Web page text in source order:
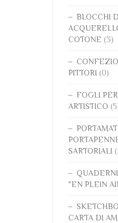
BLOCCHI
COTONE (3)
PITTORI (0)
FOGLI
ARTISTICO
SARTORIALI
"EN PLEIN
CARTA DI